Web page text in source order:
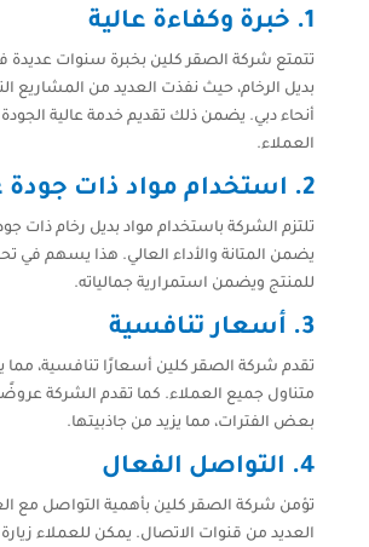
1. خبرة وكفاءة عالية
تتمتع شركة الصقر كلين بخبرة سنوات عديدة
بديل الرخام، حيث نفذت العديد من المشاريع
أنحاء دبي. يضمن ذلك تقديم خدمة عالية
العملاء.
2. استخدام مواد ذات جودة
تلتزم الشركة باستخدام مواد بديل رخام ذات
يضمن المتانة والأداء العالي. هذا يسهم في
للمنتج ويضمن استمرارية جمالياته.
3. أسعار تنافسية
تقدم شركة الصقر كلين أسعارًا تنافسية،
متناول جميع العملاء. كما تقدم الشركة
بعض الفترات، مما يزيد من جاذبيتها.
4. التواصل الفعال
تؤمن شركة الصقر كلين بأهمية التواصل مع
العديد من قنوات الاتصال. يمكن للعملاء